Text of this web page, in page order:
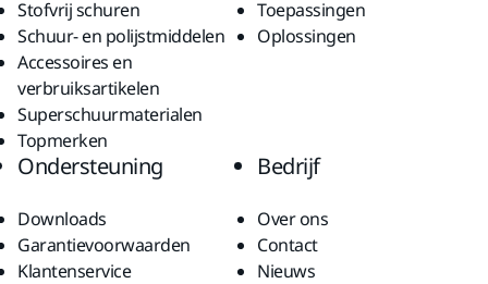
Stofvrij schuren
Schuur- en polijstmiddelen
Accessoires en
verbruiksartikelen
Superschuurmaterialen
Topmerken
Toepassingen
Oplossingen
Ondersteuning
Downloads
Garantievoorwaarden
Klantenservice
Bedrijf
Over ons
Contact
Nieuws